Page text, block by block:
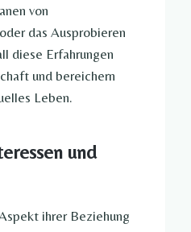
von
das Ausprobieren
diese Erfahrungen
und bereichern
Leben.
und
ihrer Beziehung